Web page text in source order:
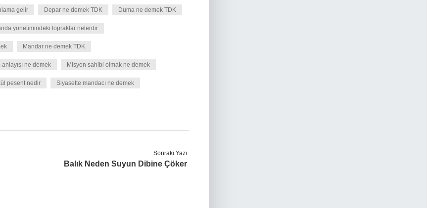
gelir Depar ne demek TDK Duma ne demek TDK
yönetimindeki topraklar nelerdir
Mandar ne demek TDK
ne demek Misyon sahibi olmak ne demek
pesent nedir Siyasette mandacı ne demek
Sonraki Yazı
Balık Neden Suyun Dibine Çöker